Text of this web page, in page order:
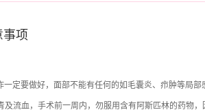
项
一定要做好，面部不能有任何的如毛囊炎、疖肿等局部
及流血，手术前一周内，勿服用含有阿斯匹林的药物